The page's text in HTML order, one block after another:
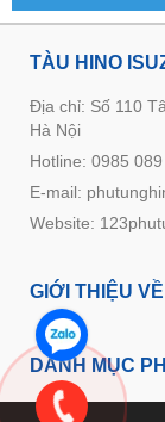
TÀU HINO
Địa chỉ: Số 110
Hà Nội
Hotline: 0985
E-mail:
Website:
GIỚI THIỆU
DANH MỤC